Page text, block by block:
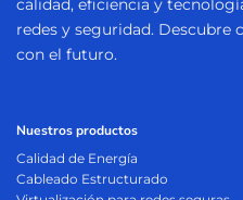
calidad, eficiencia y
redes y seguridad.
con el futuro.
Nuestros productos
Calidad de Energía
Cableado Estructurado